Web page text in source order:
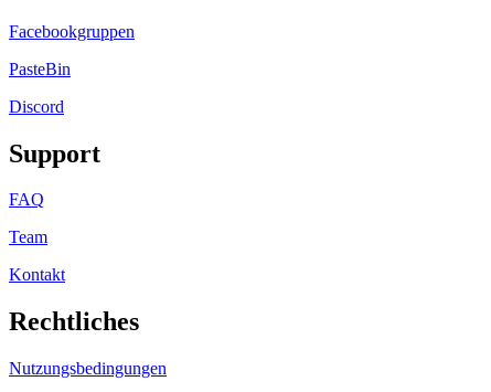
Facebookgruppen
PasteBin
Discord
Support
FAQ
Team
Kontakt
Rechtliches
Nutzungsbedingungen